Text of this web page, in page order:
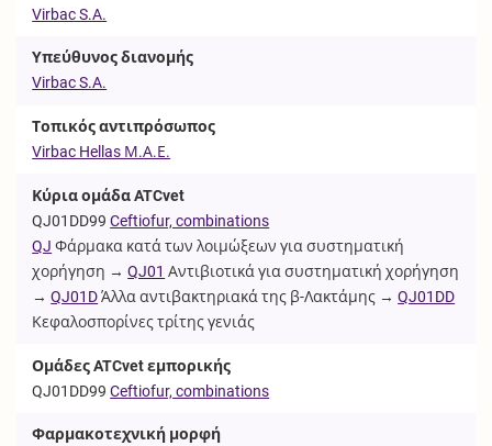
Virbac S.A.
Υπεύθυνος διανομής
Virbac S.A.
Τοπικός αντιπρόσωπος
Virbac Hellas Μ.Α.Ε.
Κύρια ομάδα ATCvet
QJ01DD99 Ceftiofur, combinations
QJ Φάρμακα κατά των λοιμώξεων για συστηματική
χορήγηση →QJ01 Αντιβιοτικά για συστηματική χορήγηση
→QJ01DΆλλα αντιβακτηριακά της β-Λακτάμης →QJ01DD
Κεφαλοσπορίνες τρίτης γενιάς
Ομάδες ATCvet εμπορικής
QJ01DD99 Ceftiofur, combinations
Φαρμακοτεχνική μορφή